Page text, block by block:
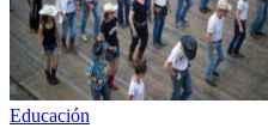
Educación